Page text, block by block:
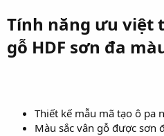
Tính năng ưu việt
gỗ HDF sơn đa
Thiết kế mẫu mã tạo ô pa
Màu sắc vân gỗ được sơn